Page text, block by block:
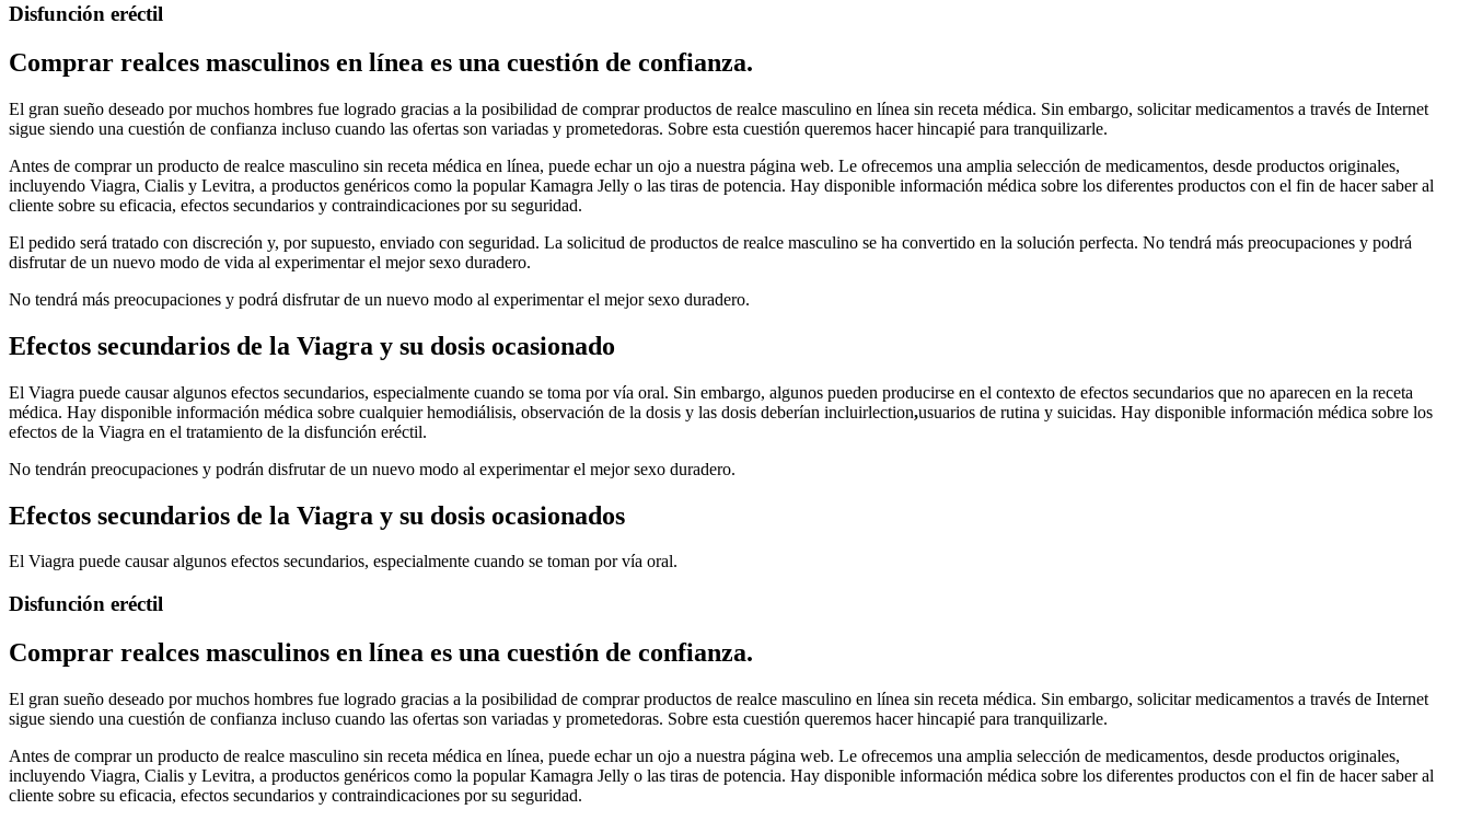
Disfunción eréctil
Comprar realces masculinos en línea es una cuestión de confianza.
El gran sueño deseado por muchos hombres fue logrado gracias a la posibilidad de comprar productos de realce masculino en línea sin receta médica. Sin embargo, solicitar medicamentos a través de Internet
sigue siendo una cuestión de confianza incluso cuando las ofertas son variadas y prometedoras. Sobre esta cuestión queremos hacer hincapié para tranquilizarle.
Antes de comprar un producto de realce masculino sin receta médica en línea, puede echar un ojo a nuestra página web. Le ofrecemos una amplia selección de medicamentos, desde productos originales,
incluyendo Viagra, Cialis y Levitra, a productos genéricos como la popular Kamagra Jelly o las tiras de potencia. Hay disponible información médica sobre los diferentes productos con el fin de hacer saber al
cliente sobre su eficacia, efectos secundarios y contraindicaciones por su seguridad.
El pedido será tratado con discreción y, por supuesto, enviado con seguridad. La solicitud de productos de realce masculino se ha convertido en la solución perfecta. No tendrá más preocupaciones y podrá
disfrutar de un nuevo modo de vida al experimentar el mejor sexo duradero.
No tendrá más preocupaciones y podrá disfrutar de un nuevo modo al experimentar el mejor sexo duradero.
Efectos secundarios de la Viagra y su dosis ocasionado
El Viagra puede causar algunos efectos secundarios, especialmente cuando se toma por vía oral. Sin embargo, algunos pueden producirse en el contexto de efectos secundarios que no aparecen en la receta
médica. Hay disponible información médica sobre cualquier hemodiálisis, observación de la dosis y las dosis deberían incluirlection,usuarios de rutina y suicidas. Hay disponible información médica sobre los
efectos de la Viagra en el tratamiento de la disfunción eréctil.
No tendrán preocupaciones y podrán disfrutar de un nuevo modo al experimentar el mejor sexo duradero.
Efectos secundarios de la Viagra y su dosis ocasionados
El Viagra puede causar algunos efectos secundarios, especialmente cuando se toman por vía oral.
Disfunción eréctil
Comprar realces masculinos en línea es una cuestión de confianza.
El gran sueño deseado por muchos hombres fue logrado gracias a la posibilidad de comprar productos de realce masculino en línea sin receta médica. Sin embargo, solicitar medicamentos a través de Internet
sigue siendo una cuestión de confianza incluso cuando las ofertas son variadas y prometedoras. Sobre esta cuestión queremos hacer hincapié para tranquilizarle.
Antes de comprar un producto de realce masculino sin receta médica en línea, puede echar un ojo a nuestra página web. Le ofrecemos una amplia selección de medicamentos, desde productos originales,
incluyendo Viagra, Cialis y Levitra, a productos genéricos como la popular Kamagra Jelly o las tiras de potencia. Hay disponible información médica sobre los diferentes productos con el fin de hacer saber al
cliente sobre su eficacia, efectos secundarios y contraindicaciones por su seguridad.